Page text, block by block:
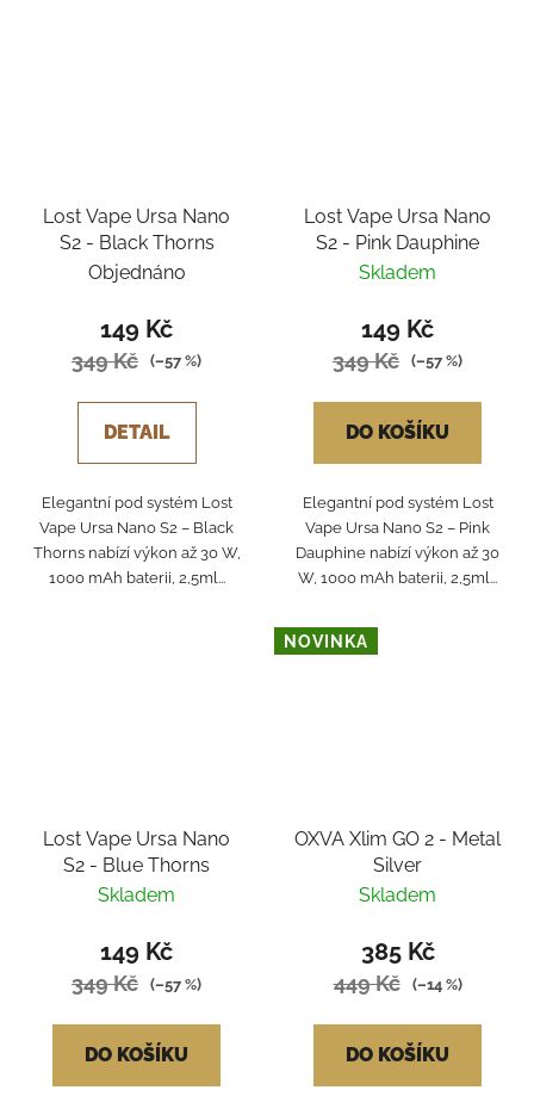
Lost Vape Ursa Nano
S2 - Black Thorns
Objednáno
149 Kč
349 Kč (–57 %)
DETAIL
Elegantní pod systém Lost
Vape Ursa Nano S2 – Black
Thorns nabízí výkon až 30 W,
1000 mAh baterii, 2,5ml...
Lost Vape Ursa Nano
S2 - Pink Dauphine
Skladem
149 Kč
349 Kč (–57 %)
DO KOŠÍKU
Elegantní pod systém Lost
Vape Ursa Nano S2 – Pink
Dauphine nabízí výkon až 30
W, 1000 mAh baterii, 2,5ml...
Lost Vape Ursa Nano
S2 - Blue Thorns
Skladem
149 Kč
349 Kč (–57 %)
DO KOŠÍKU
NOVINKA
OXVA Xlim GO 2 - Metal
Silver
Skladem
385 Kč
449 Kč (–14 %)
DO KOŠÍKU